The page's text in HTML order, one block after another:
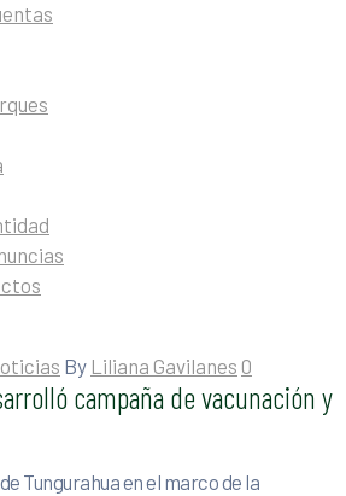
By Liliana Gavilanes 0
campaña de vacunación y
Tungurahua en el marco de la